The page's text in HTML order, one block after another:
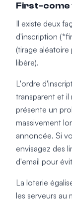
First-come
Il existe deux
d'inscription
(tirage aléatoire
libère).
L'ordre
transparent et il
présente un
massivement
annoncée. Si
envisagez des
d'email pour
La loterie
les serveurs au